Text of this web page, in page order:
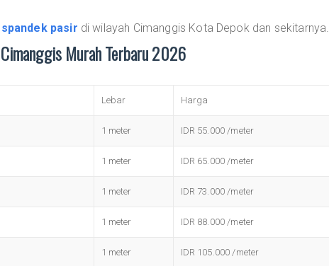
pasir di wilayah Cimanggis Kota Depok dan sekitarnya.
Murah Terbaru 2026
Lebar Harga
1 meter IDR 55.000 /meter
1 meter IDR 65.000 /meter
1 meter IDR 73.000 /meter
1 meter IDR 88.000 /meter
1 meter IDR 105.000 /meter